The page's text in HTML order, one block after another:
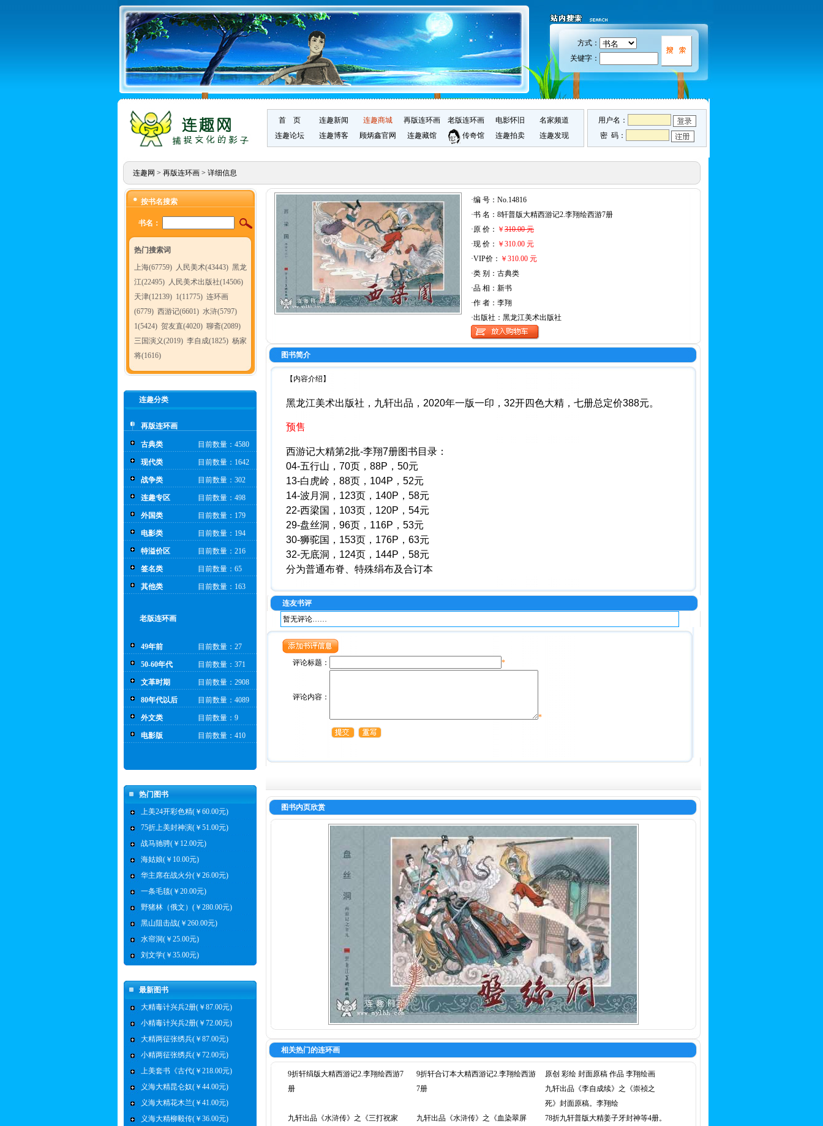
方式：
关键字：
首 页 连趣新闻 连趣商城 再版连环画 老版连环画 电影怀旧
名家频道
连趣论坛
连趣博客 顾炳鑫官网 连趣藏馆 传奇馆 连趣拍卖 连趣发现
用户名：
密 码：
连趣网 > 再版连环画> 详细信息
按书名搜索
书名：
热门搜索词
上海(67759) 人民美术(43443) 黑龙
江(22495) 人民美术出版社(14506)
天津(12139) 1(11775) 连环画
(6779) 西游记(6601) 水浒(5797)
1(5424) 贺友直(4020) 聊斋(2089)
三国演义(2019) 李自成(1825) 杨家
将(1616)
连趣分类
再版连环画
古典类 目前数量：4580
现代类 目前数量：1642
战争类 目前数量：302
连趣专区 目前数量：498
外国类 目前数量：179
电影类 目前数量：194
特溢价区 目前数量：216
签名类 目前数量：65
其他类 目前数量：163
老版连环画
49年前 目前数量：27
50-60年代 目前数量：371
文革时期 目前数量：2908
80年代以后 目前数量：4089
外文类 目前数量：9
电影版 目前数量：410
热门图书
上美24开彩色精(￥60.00元)
75折上美封神演(￥51.00元)
战马驰骋(￥12.00元)
海姑娘(￥10.00元)
华主席在战火分(￥26.00元)
一条毛毯(￥20.00元)
野猪林（俄文）(￥280.00元)
黑山阻击战(￥260.00元)
水帘洞(￥25.00元)
刘文学(￥35.00元)
最新图书
大精毒计兴兵2册(￥87.00元)
小精毒计兴兵2册(￥72.00元)
大精两征张绣兵(￥87.00元)
小精两征张绣兵(￥72.00元)
上美套书《古代(￥218.00元)
义海大精昆仑奴(￥44.00元)
义海大精花木兰(￥41.00元)
义海大精柳毅传(￥36.00元)
·编 号：No.14816
·书 名：8轩普版大精西游记2.李翔绘西游7册
·原 价： ￥ 310.00 元
·现 价： ￥310.00 元
·VIP价： ￥310.00 元
·类 别：古典类
·品 相：新书
·作 者：李翔
·出版社：黑龙江美术出版社
图书简介
【内容介绍】
黑龙江美术出版社，九轩出品，2020年一版一印，32开四色大精，七册总定价388元。
预售
西游记大精第2批-李翔7册图书目录：
04-五行山，70页，88P，50元
13-白虎岭，88页，104P，52元
14-波月洞，123页，140P，58元
22-西梁国，103页，120P，54元
29-盘丝洞，96页，116P，53元
30-狮驼国，153页，176P，63元
32-无底洞，124页，144P，58元
分为普通布脊、特殊绢布及合订本
连友书评
暂无评论……
评论标题： *
评论内容：
*
图书内页欣赏
相关热门的连环画
9折轩绢版大精西游记2.李翔绘西游7
册
9折轩合订本大精西游记2.李翔绘西游
7册
原创 彩绘 封面原稿 作品 李翔绘画
九轩出品《李自成续》之《崇祯之
死》封面原稿。李翔绘
九轩出品《水浒传》之《三打祝家
九轩出品《水浒传》之《血染翠屏
78折九轩普版大精姜子牙封神等4册。